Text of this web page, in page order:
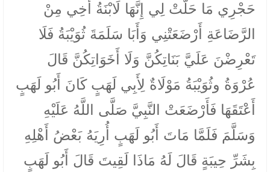
حَجْرِي مَا حَلَّتْ لِي إِنَّهَا لَابْنَةُ أَخِي مِنْ
الرَّضَاعَةِ أَرْضَعَتْنِي وَأَبَا سَلَمَةَ ثُوَيْبَةُ فَلَا
تَعْرِضْنَ عَلَيَّ بَنَاتِكُنَّ وَلَا أَخَوَاتِكُنَّ قَالَ
عُرْوَةُ وثُوَيْبَةُ مَوْلَاةٌ لِأَبِي لَهَبٍ كَانَ أَبُو لَهَبٍ
أَعْتَقَهَا فَأَرْضَعَتْ النَّبِيَّ صَلَّى اللَّهُ عَلَيْهِ
وَسَلَّمَ فَلَمَّا مَاتَ أَبُو لَهَبٍ أُرِيَهُ بَعْضُ أَهْلِهِ
بِشَرِّ حِيبَةٍ قَالَ لَهُ مَاذَا لَقِيتَ قَالَ أَبُو لَهَبٍ